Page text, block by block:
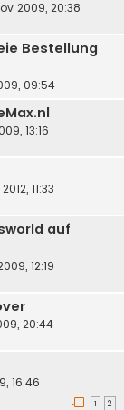
2009, 20:38
Bestellung
09:54
13:16
11:33
auf
12:19
20:44
16:46
1 2